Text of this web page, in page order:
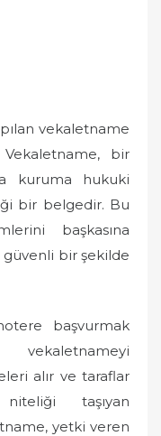
vekaletname
bir
kuruma hukuki
bir belgedir. Bu
başkasına
bir şekilde
başvurmak
alır ve taraflar
taşıyan
yetki veren